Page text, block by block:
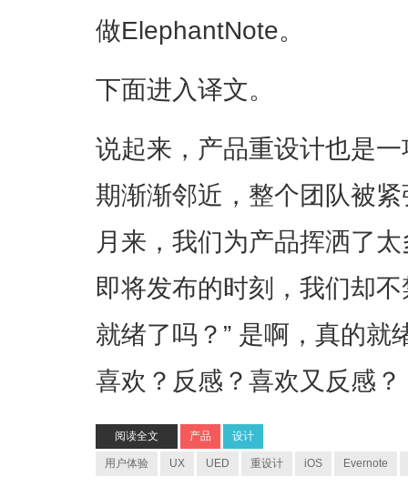
做ElephantNote。
下面进入译文。
说起来，产品重设计也是
期渐渐邻近，整个团队被
月来，我们为产品挥洒了
即将发布的时刻，我们却
就绪了吗？” 是啊，真的就
喜欢？反感？喜欢又反感？
阅读全文 产品 设计
用户体验 UX UED 重设计 iOS Evernote